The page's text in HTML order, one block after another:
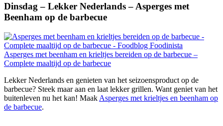
Dinsdag – Lekker Nederlands – Asperges met
Beenham op de barbecue
Asperges met beenham en krieltjes bereiden op de barbecue –
Complete maaltijd op de barbecue
Lekker Nederlands en genieten van het seizoensproduct op de
barbecue? Steek maar aan en laat lekker grillen. Want geniet van het
buitenleven nu het kan! Maak Asperges met krieltjes en beenham op
de barbecue.